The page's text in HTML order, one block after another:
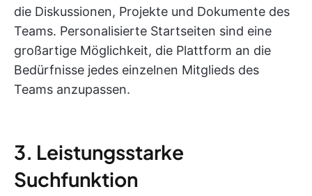
die Diskussionen, Projekte und Dokumente des
Teams. Personalisierte Startseiten sind eine
großartige Möglichkeit, die Plattform an die
Bedürfnisse jedes einzelnen Mitglieds des
Teams anzupassen.
3. Leistungsstarke
Suchfunktion